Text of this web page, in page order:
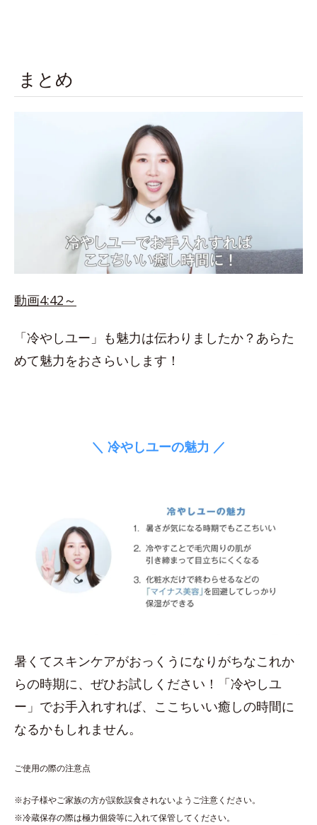
まとめ
動画4:42～
「冷やしユー」も魅力は伝わりましたか？あらた
めて魅力をおさらいします！
＼ 冷やしユーの魅力 ／
暑くてスキンケアがおっくうになりがちなこれか
らの時期に、ぜひお試しください！「冷やしユ
ー」でお手入れすれば、ここちいい癒しの時間に
なるかもしれません。
ご使用の際の注意点
※お子様やご家族の方が誤飲誤食されないようご注意ください。
※冷蔵保存の際は極力個袋等に入れて保管してください。